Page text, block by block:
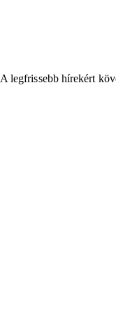
A legfrissebb hírekért